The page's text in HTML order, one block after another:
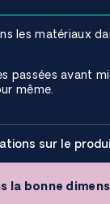
les matériaux
passées avant
même.
sur le
la bonne